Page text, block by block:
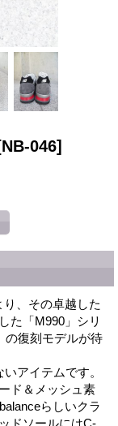
046]
、その卓越した
た「M990」シリ
の復刻モデルが待
アイテムです。
ド＆メッシュ素
らしいクラ
ドソールにはC-